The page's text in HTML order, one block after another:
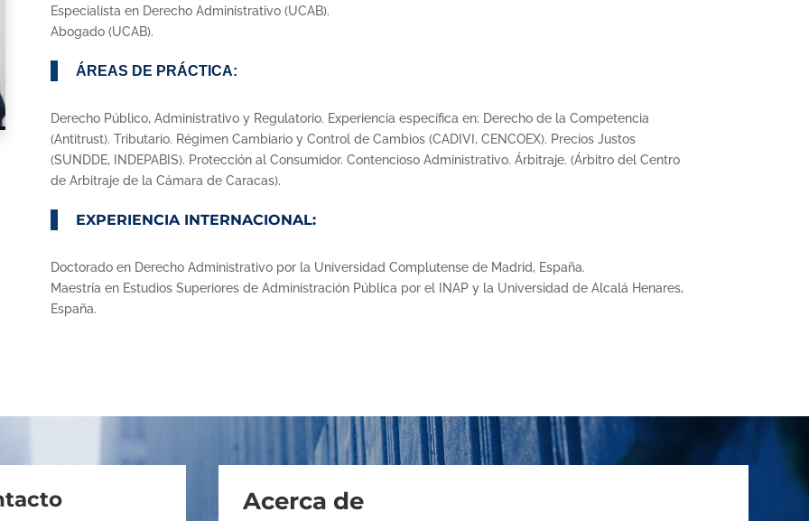
Especialista en Derecho Administrativo (UCAB).
Abogado (UCAB).
ÁREAS DE PRÁCTICA:
Derecho Público, Administrativo y Regulatorio. Experiencia específica en: Derecho de la Competencia
(Antitrust). Tributario. Régimen Cambiario y Control de Cambios (CADIVI, CENCOEX). Precios Justos
(SUNDDE, INDEPABIS). Protección al Consumidor. Contencioso Administrativo. Árbitraje. (Árbitro del Centro
de Arbitraje de la Cámara de Caracas).
EXPERIENCIA INTERNACIONAL:
Doctorado en Derecho Administrativo por la Universidad Complutense de Madrid, España.
Maestría en Estudios Superiores de Administración Pública por el INAP y la Universidad de Alcalá Henares,
España.
Acerca de